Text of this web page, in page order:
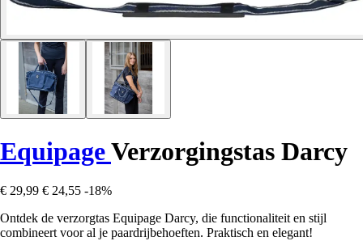
EquipageVerzorgingstas Darcy
€ 29,99 € 24,55 -18%
Ontdek de verzorgtas Equipage Darcy, die functionaliteit en stijl
combineert voor al je paardrijbehoeften. Praktisch en elegant!